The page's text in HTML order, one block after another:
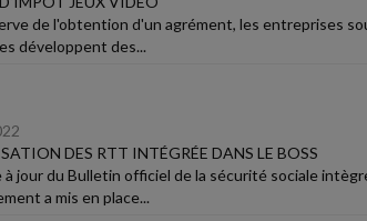
de l'obtention d'un agrément, les entreprises
développent des...
DES RTT INTÉGRÉE DANS LE BOSS
à jour du Bulletin officiel de la sécurité sociale
a mis en place...